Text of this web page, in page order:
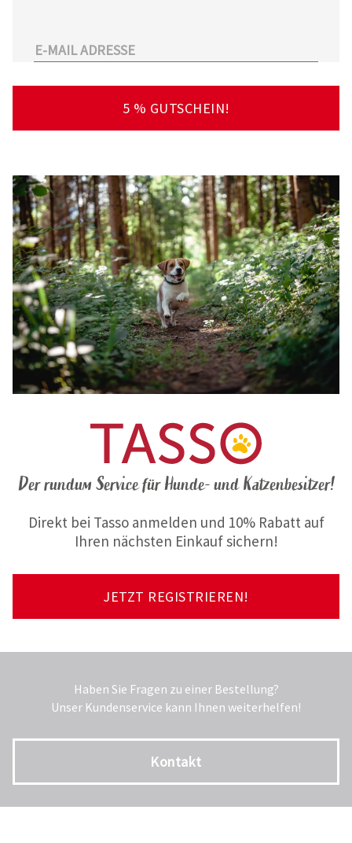
großen Anzahl an Partnertierärzten
finden – deutschlandweit!
5 % GUTSCHEIN!
Der rundum Service für Hunde- und Katzenbesitzer!
Direkt bei Tasso anmelden und 10% Rabatt auf
Ihren nächsten Einkauf sichern!
JETZT REGISTRIEREN!
Haben Sie Fragen zu einer Bestellung?
Unser Kundenservice kann Ihnen weiterhelfen!
Kontakt